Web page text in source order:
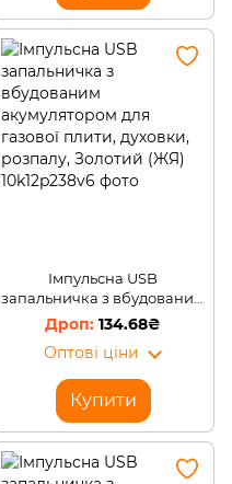
Імпульсна USB
запальничка з вбудованим
акумулятором для газової
плити, духовки, розпалу,
Золотий (ЖЯ)
134.68₴
Оптові ціни
Купити